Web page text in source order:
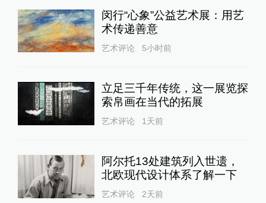
闵行“心象”公益艺术展：用艺
术传递善意
艺术评论 5小时前
立足三千年传统，这一展览探
索帛画在当代的拓展
艺术评论 1天前
阿尔托13处建筑列入世遗，
北欧现代设计体系了解一下
艺术评论 2天前